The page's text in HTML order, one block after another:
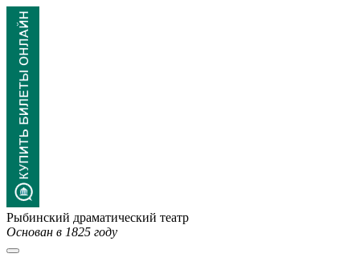
Рыбинский драматический театр
Основан в 1825 году